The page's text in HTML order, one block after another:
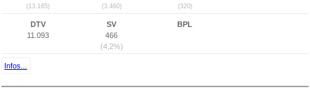
(13.165) (3.460) (320)
DTV
11.093
SV
466
(4,2%)
BPL
Infos...